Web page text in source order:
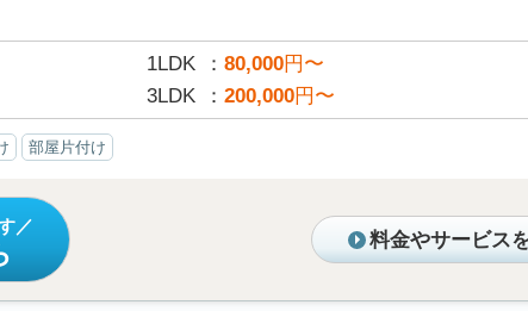
1LDK 80,000円〜
3LDK 200,000円〜
部屋片付け
料金やサービス